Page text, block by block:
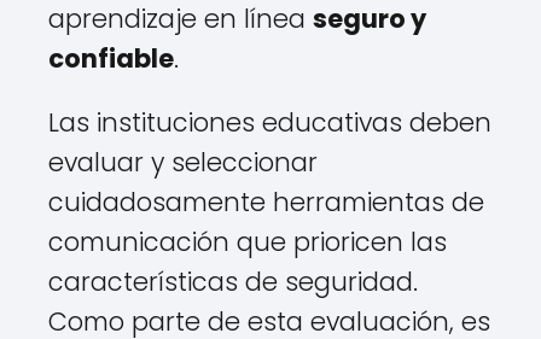
aprendizaje en línea seguro y
confiable.
Las instituciones educativas deben
evaluar y seleccionar
cuidadosamente herramientas de
comunicación que prioricen las
características de seguridad.
Como parte de esta evaluación, es